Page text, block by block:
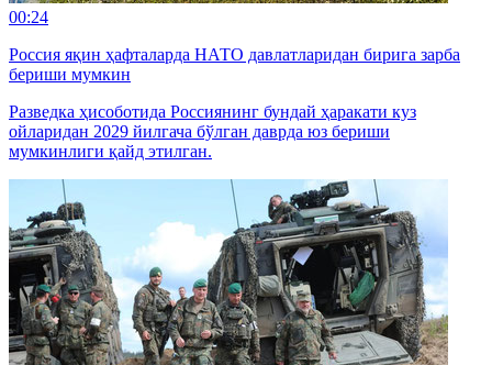
00:24
Россия яқин ҳафталарда НАТО давлатларидан бирига зарба
бериши мумкин
Разведка ҳисоботида Россиянинг бундай ҳаракати куз
ойларидан 2029 йилгача бўлган даврда юз бериши
мумкинлиги қайд этилган.